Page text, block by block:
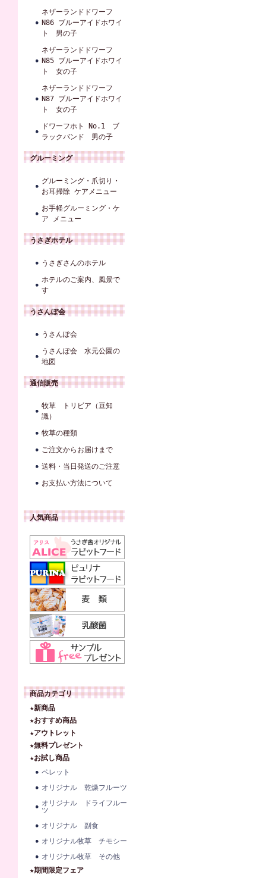
ネザーランドドワーフ
N86 ブルーアイドホワイ
ト 男の子
ネザーランドドワーフ
N85 ブルーアイドホワイ
ト 女の子
ネザーランドドワーフ
N87 ブルーアイドホワイ
ト 女の子
ドワーフホト No.1 ブ
ラックバンド 男の子
グルーミング
グルーミング・爪切り・
お耳掃除 ケアメニュー
お手軽グルーミング・ケ
ア メニュー
うさぎホテル
うさぎさんのホテル
ホテルのご案内、風景で
す
うさんぽ会
うさんぽ会
うさんぽ会 水元公園の
地図
通信販売
牧草 トリビア（豆知
識）
牧草の種類
ご注文からお届けまで
送料・当日発送のご注意
お支払い方法について
人気商品
商品カテゴリ
★新商品
★おすすめ商品
★アウトレット
★無料プレゼント
★お試し商品
ペレット
オリジナル 乾燥フルーツ
オリジナル ドライフルー
ツ
オリジナル 副食
オリジナル牧草 チモシー
オリジナル牧草 その他
★期間限定フェア